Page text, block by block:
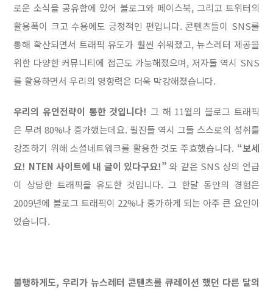
로운 소식을 공유함에 있어 블로그와 페이스북, 그리고 트위터의
활용폭이 크고 수용에도 긍정적인 편입니다. 콘텐츠들이 SNS를
통해 확산되면서 트래픽 유도가 훨씬 쉬워졌고, 뉴스레터 제공을
위한 다양한 커뮤니티에 접근도 가능해졌으며, 저자들 역시 SNS
를 활용하면서 우리의 영향력은 더욱 막강해졌습니다.
우리의 유인전략이 통한 것입니다! 그 해 11월의 블로그 트래픽
은 무려 80%나 증가했는데요. 필진들 역시 그들 스스로의 성취를
강조하기 위해 소셜네트워크를 활용한 것도 주효했습니다. “보세
요! NTEN 사이트에 내 글이 있다구요!” 와 같은 SNS 상의 언급
이 상당한 트래픽을 유도한 것입니다. 그 한달 동안의 경험은
2009년에 블로그 트래픽이 22%나 증가하게 되는 아주 큰 요인이
었습니다.
불행하게도, 우리가 뉴스레터 콘텐츠를 큐레이션 했던 다른 달의